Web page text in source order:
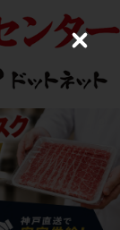
C
s